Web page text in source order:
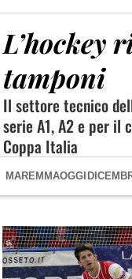
L’hockey
tamponi
Il settore tecnico
serie A1, A2 e per il
Coppa Italia
MAREMMAOGGI